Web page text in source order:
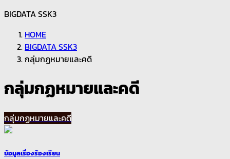
BIGDATA SSK3
HOME
BIGDATA SSK3
กลุ่มกฏหมายและคดี
กลุ่มกฏหมายและคดี
กลุ่มกฏหมายและคดี
ข้อมูลเรื่องร้องเรียน